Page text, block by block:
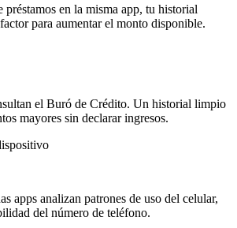
préstamos en la misma app, tu historial
para aumentar el monto disponible.
el Buró de Crédito. Un historial limpio
mayores sin declarar ingresos.
apps analizan patrones de uso del celular,
del número de teléfono.